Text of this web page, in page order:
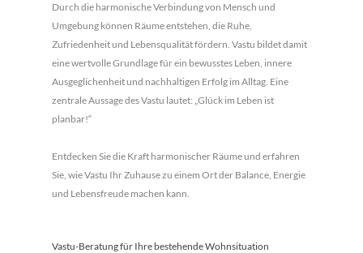
Durch die harmonische Verbindung von Mensch und
Umgebung können Räume entstehen, die Ruhe,
Zufriedenheit und Lebensqualität fördern. Vastu bildet damit
eine wertvolle Grundlage für ein bewusstes Leben, innere
Ausgeglichenheit und nachhaltigen Erfolg im Alltag. Eine
zentrale Aussage des Vastu lautet: „Glück im Leben ist
planbar!“
Entdecken Sie die Kraft harmonischer Räume und erfahren
Sie, wie Vastu Ihr Zuhause zu einem Ort der Balance, Energie
und Lebensfreude machen kann.
Vastu-Beratung für Ihre bestehende Wohnsituation